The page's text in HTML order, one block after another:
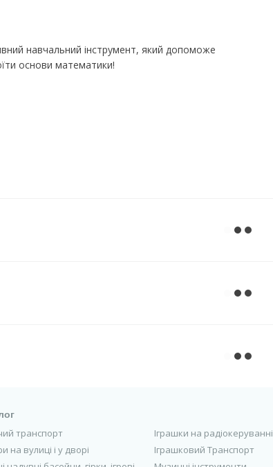
навчальний інструмент, який допоможе
основи математики!
транспорт
на вулиці і у дворі
Іграшки на радіокеруванні
Іграшковий Транспорт